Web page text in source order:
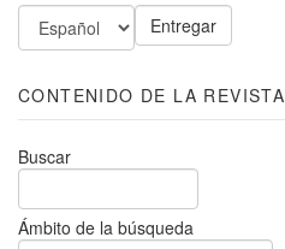
CONTENIDO DE LA REVISTA
Buscar
Ámbito de la búsqueda